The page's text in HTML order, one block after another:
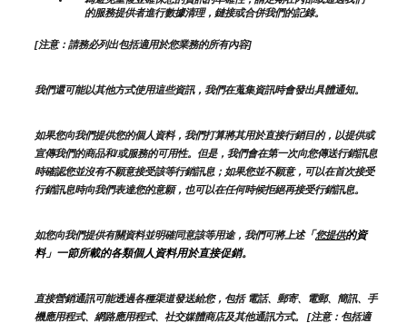
的服務提供者進行數據清理，鏈接或合併我們的記錄。
[注意：請務必列出包括適用於您業務的所有內容]
我們還可能以其他方式使用這些資訊，我們在蒐集資訊時會發出具體通知。
如果您向我們提供您的個人資料，我們打算將其用於直接行銷目的，以提供或
宣傳我們的商品和/或服務的可用性。但是，我們會在第一次向您傳送行銷訊息
時確認您並沒有不願意接受該等行銷訊息；如果您並不願意，可以在首次接受
行銷訊息時向我們表達您的意願，也可以在任何時候拒絕再接受行銷訊息。
如您向我們提供有關資料並明確同意該等用途，我們可將上述「您提供的資
料」一節所載的各類個人資料用於直接促銷。
直接營銷通訊可能透過各種渠道發送給您，包括 電話、郵寄、電郵、簡訊、手
機應用程式、網路應用程式、社交媒體商店及其他通訊方式。 [注意：包括適